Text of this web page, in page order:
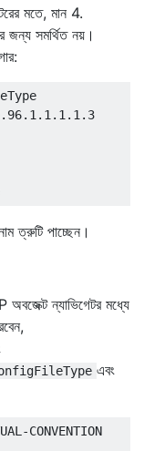
মতে, মান 4.
সমর্থিত নয়।
ত্রুটি পাচ্ছেন।
ন্যাভিগেটর মধ্যে
এবং
CONVENTION